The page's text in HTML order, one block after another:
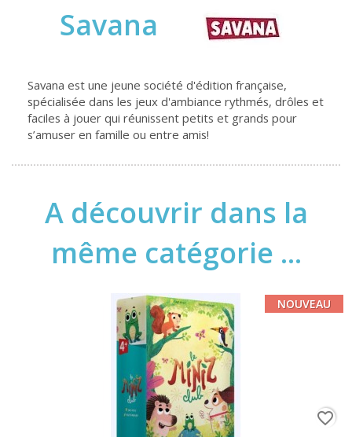
Savana
Savana est une jeune société d'édition française,
spécialisée dans les jeux d'ambiance rythmés, drôles et
faciles à jouer qui réunissent petits et grands pour
s’amuser en famille ou entre amis!
A découvrir dans la
même catégorie ...
NOUVEAU
favorite_border